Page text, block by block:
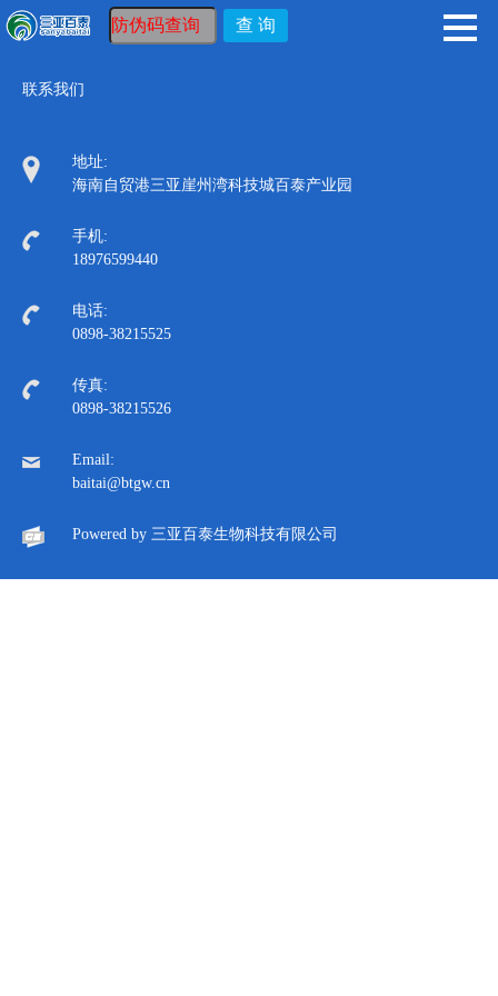
联系我们
地址:
海南自贸港三亚崖州湾科技城百泰产业园
手机:
18976599440
电话:
0898-38215525
传真:
0898-38215526
Email:
baitai@btgw.cn
Powered by 三亚百泰生物科技有限公司